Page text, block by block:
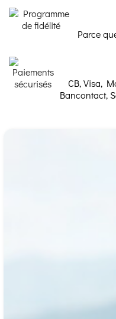
Parce
CB, Visa,
Bancontact,